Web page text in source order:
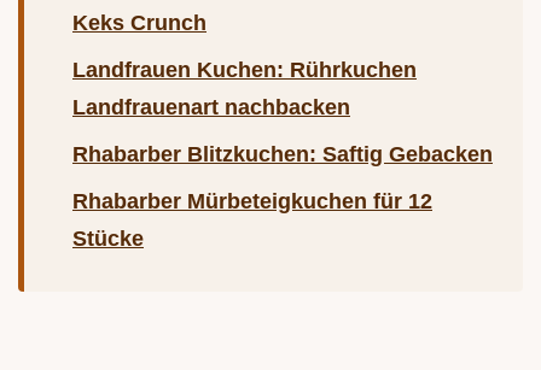
Keks Crunch
Landfrauen Kuchen: Rührkuchen
Landfrauenart nachbacken
Rhabarber Blitzkuchen: Saftig Gebacken
Rhabarber Mürbeteigkuchen für 12
Stücke